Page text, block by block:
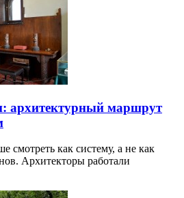
архитектурный маршрут
смотреть как систему, а не как
Архитекторы работали